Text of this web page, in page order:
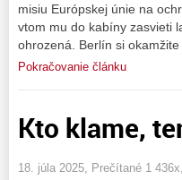
misiu Európskej únie na
vtom mu do kabíny zasvieti
ohrozená. Berlín si
Pokračovanie článku
Kto klame,
18. júla 2025, Prečítané 1 436x,